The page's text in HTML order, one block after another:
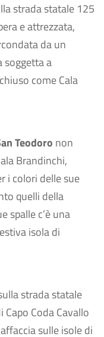
strada statale 125
e attrezzata,
da un
soggetta a
come Cala
Teodoro non
Brandinchi,
i colori delle sue
quelli della
spalle c’è una
isola di
strada statale
Coda Cavallo
sulle isole di